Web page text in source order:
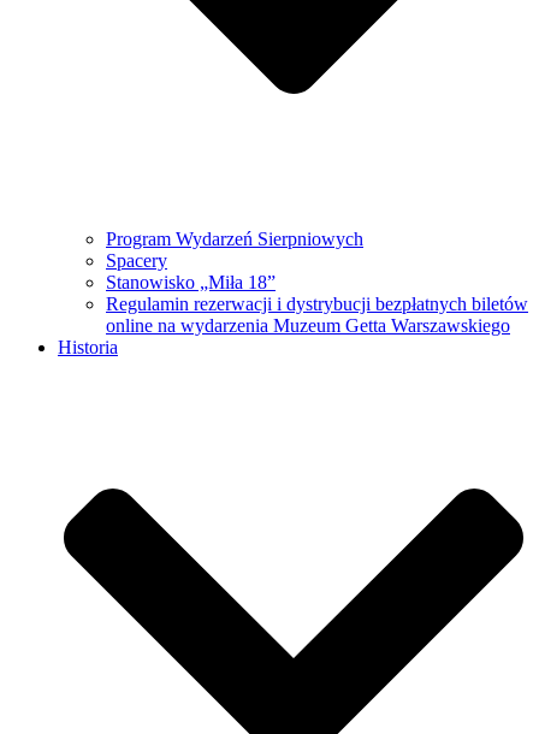
Program Wydarzeń Sierpniowych
Spacery
Stanowisko „Miła 18”
Regulamin rezerwacji i dystrybucji bezpłatnych biletów
online na wydarzenia Muzeum Getta Warszawskiego
Historia